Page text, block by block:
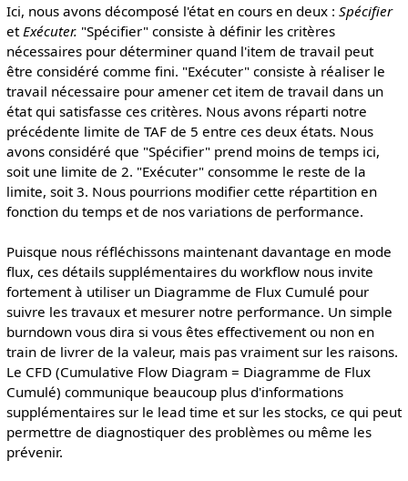
Ici, nous avons décomposé l'état en cours en deux : Spécifier
et Exécuter. "Spécifier" consiste à définir les critères
nécessaires pour déterminer quand l'item de travail peut
être considéré comme fini. "Exécuter" consiste à réaliser le
travail nécessaire pour amener cet item de travail dans un
état qui satisfasse ces critères. Nous avons réparti notre
précédente limite de TAF de 5 entre ces deux états. Nous
avons considéré que "Spécifier" prend moins de temps ici,
soit une limite de 2. "Exécuter" consomme le reste de la
limite, soit 3. Nous pourrions modifier cette répartition en
fonction du temps et de nos variations de performance.
Puisque nous réfléchissons maintenant davantage en mode
flux, ces détails supplémentaires du workflow nous invite
fortement à utiliser un Diagramme de Flux Cumulé pour
suivre les travaux et mesurer notre performance. Un simple
burndown vous dira si vous êtes effectivement ou non en
train de livrer de la valeur, mais pas vraiment sur les raisons.
Le CFD (Cumulative Flow Diagram = Diagramme de Flux
Cumulé) communique beaucoup plus d'informations
supplémentaires sur le lead time et sur les stocks, ce qui peut
permettre de diagnostiquer des problèmes ou même les
prévenir.